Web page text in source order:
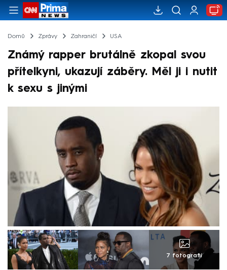
Domů Zprávy Zahraničí USA
Známý rapper brutálně zkopal svou
přítelkyni, ukazují záběry. Měl ji i nutit
k sexu s jinými
7 fotografií